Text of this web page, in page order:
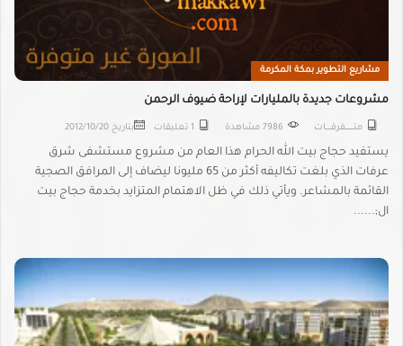
مشاريع التطوير بمكة المكرمة
مشروعات جديدة بالمليارات لإراحة ضيوف الرحمن
متـــــــــفرقــــــات 7986 مشاهدة 1 تعليقات بتاريخ 2012/10/20
يستفيد حجاج بيت الله الحرام هذا العام من مشروع مستشفى شرق
عرفات الذي بلغت تكاليفه أكثر من 65 مليونا ليضاف إلى المرافق الصجية
القائمة بالمشاعر. ويأتي ذلك في ظل الاهتمام المتزايد بخدمة حجاج بيت
ال;......